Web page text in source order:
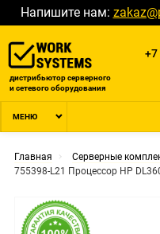
Напишите нам:
дистрибьютор серверного
и сетевого оборудования
+7
МЕНЮ
Главная Серверные
755398-L21 Процессор HP